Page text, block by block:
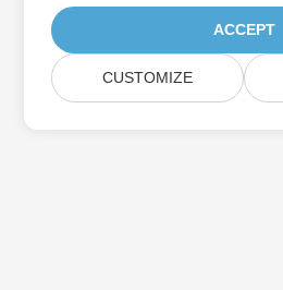
ACCEPT
CUSTOMIZE